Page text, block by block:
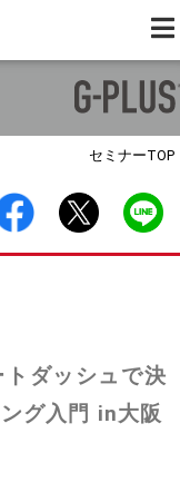
セミナーTOP
トダッシュで決
グ入門 in大阪